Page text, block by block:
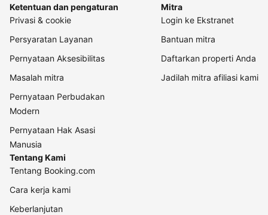
Ketentuan dan pengaturan
Privasi & cookie
Persyaratan Layanan
Pernyataan Aksesibilitas
Masalah mitra
Pernyataan Perbudakan
Modern
Pernyataan Hak Asasi
Manusia
Mitra
Login ke Ekstranet
Bantuan mitra
Daftarkan properti Anda
Jadilah mitra afiliasi kami
Tentang Kami
Tentang Booking.com
Cara kerja kami
Keberlanjutan